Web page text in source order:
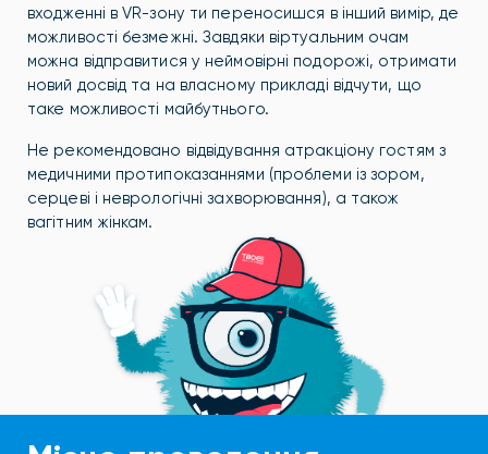
входженні в VR-зону ти переносишся в інший вимір, де
можливості безмежні. Завдяки віртуальним очам
можна відправитися у неймовірні подорожі, отримати
новий досвід та на власному прикладі відчути, що
таке можливості майбутнього.
Не рекомендовано відвідування атракціону гостям з
медичними протипоказаннями (проблеми із зором,
серцеві і неврологічні захворювання), а також
вагітним жінкам.